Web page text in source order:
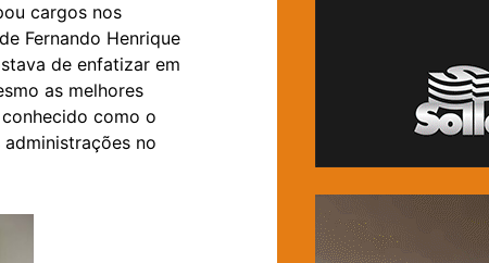
cargos nos
Fernando Henrique
de enfatizar em
as melhores
como o
no